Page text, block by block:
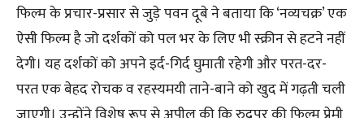
​फिल्म के प्रचार-प्रसार से जुड़े पवन दूबे ने बताया कि ‘नव्यचक्र’ एक
ऐसी फिल्म है जो दर्शकों को पल भर के लिए भी स्क्रीन से हटने नहीं
देगी। यह दर्शकों को अपने इर्द-गिर्द घुमाती रहेगी और परत-दर-
परत एक बेहद रोचक व रहस्यमयी ताने-बाने को खुद में गढ़ती चली